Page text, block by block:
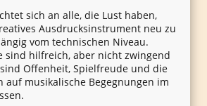
sich an alle, die Lust haben,
Ausdrucksinstrument neu zu
vom technischen Niveau.
sind hilfreich, aber nicht zwingend
Offenheit, Spielfreude und die
auf musikalische Begegnungen im